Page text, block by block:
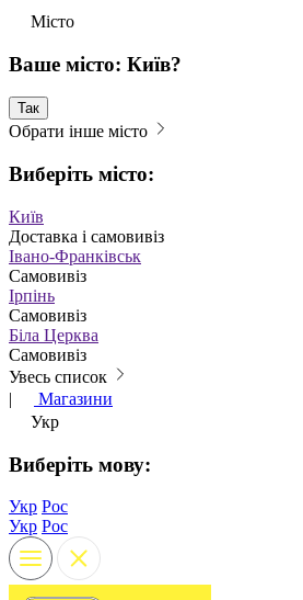
Місто
Ваше місто: Київ?
Так
Обрати інше місто
Виберіть місто:
Київ
Доставка і самовивіз
Івано-Франківськ
Самовивіз
Ірпінь
Самовивіз
Біла Церква
Самовивіз
Увесь список
|
Магазини
Укр
Виберіть мову:
Укр Рос
Укр Рос